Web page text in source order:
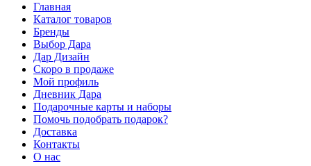
Главная
Каталог товаров
Бренды
Выбор Дара
Дар Дизайн
Скоро в продаже
Мой профиль
Дневник Дара
Подарочные карты и наборы
Помочь подобрать подарок?
Доставка
Контакты
О нас